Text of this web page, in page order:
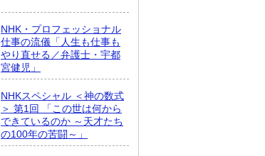
NHK・プロフェッショナル
仕事の流儀「人生も仕事も
やり直せる／弁護士・宇都
宮健児」
NHKスペシャル ＜神の数式
＞ 第1回 「この世は何から
できているのか ～天才たち
の100年の苦闘～」